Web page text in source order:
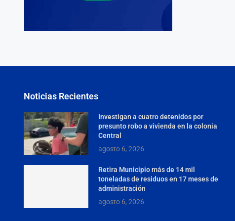
Noticias Recientes
Investigan a cuatro detenidos por
presunto robo a vivienda en la colonia
Central
agosto 6, 2026
Retira Municipio más de 14 mil
toneladas de residuos en 17 meses de
administración
agosto 6, 2026